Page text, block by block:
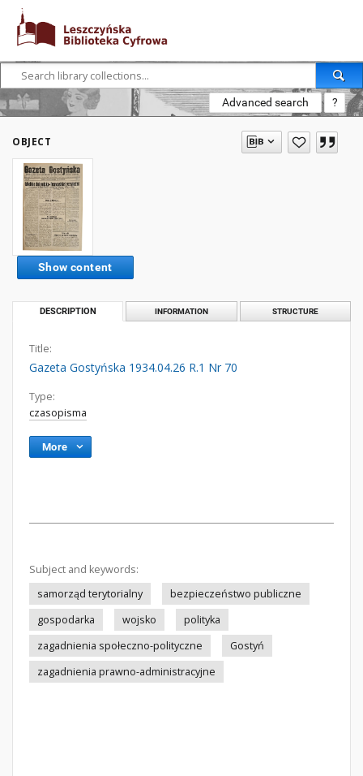
Advanced search ?
OBJECT
Show content
DESCRIPTION INFORMATION STRUCTURE
Title:
Gazeta Gostyńska 1934.04.26 R.1 Nr 70
Type:
czasopisma
More
Subject and keywords:
samorząd terytorialny
bezpieczeństwo publiczne
gospodarka
wojsko
polityka
zagadnienia społeczno-polityczne
Gostyń
zagadnienia prawno-administracyjne